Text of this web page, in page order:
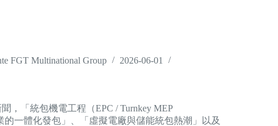
FGT Multinational Group
2026-06-01
，「統包機電工程（EPC / Turnkey MEP
一體化發包」、「虛擬電廠與儲能統包熱潮」以及